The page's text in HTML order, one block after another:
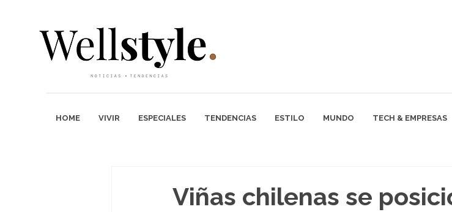
HOME VIVIR ESPECIALES TENDENCIAS ESTILO MUNDO TECH & EMPRESAS
Viñas chilenas se